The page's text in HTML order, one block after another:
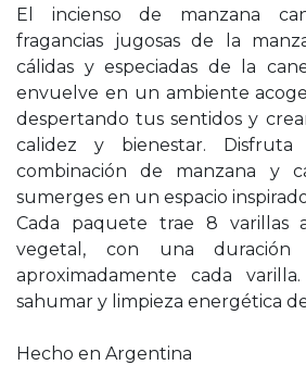
El incienso de manzana
fragancias jugosas de la
cálidas y especiadas de la
envuelve en un ambiente
despertando tus sentidos y
calidez y bienestar.
combinación de manzana y
sumerges en un espacio
Cada paquete trae 8 varillas
vegetal, con una
aproximadamente cada
sahumar y limpieza energética
Hecho en Argentina